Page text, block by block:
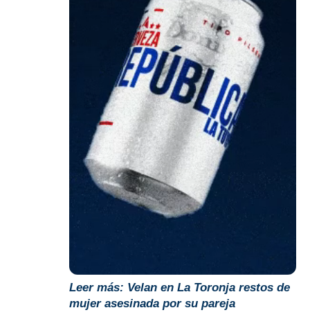
Leer más: Velan en La Toronja restos de
mujer asesinada por su pareja